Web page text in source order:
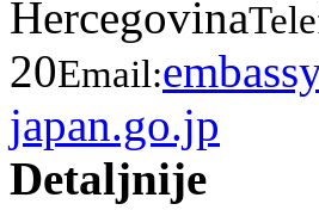
Hercegovina
20Email:
japan.go.jp
Detaljnije